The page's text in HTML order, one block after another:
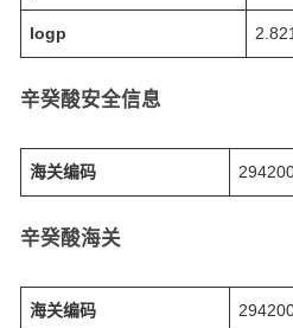
logp
辛癸酸安全信息
海关编码
辛癸酸海关
海关编码